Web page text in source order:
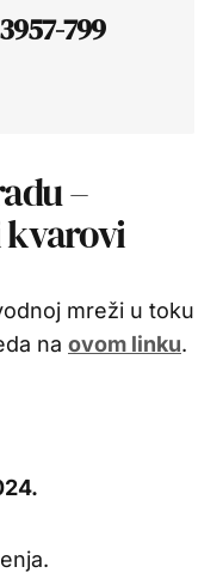
799
–
mreži u toku
na ovom linku.